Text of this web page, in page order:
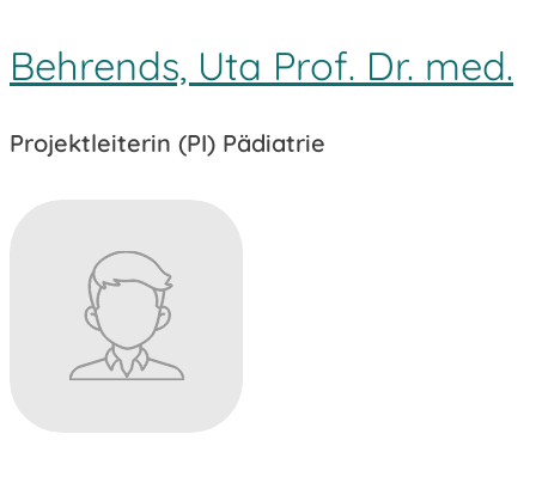
Behrends, Uta Prof. Dr. med.
Projektleiterin (PI) Pädiatrie